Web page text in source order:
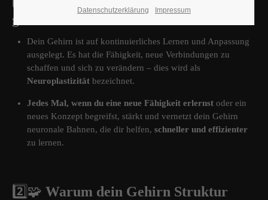
gemacht ist
Dein Gehirn ist auf kontinuierliches Lernen und Anpassung
ausgelegt. Es hat die Fähigkeit, neue Verbindungen zu
schaffen und sich zu verändern – dies wird als
Neuroplastizität bezeichnet.
Jedes Mal, wenn du eine neue Fähigkeit erlernst oder ein
neues Konzept begreifst, stärkt und vernetzt dein Gehirn
neuronale Bahnen, die dir helfen, schneller und effizienter
zu lernen.
2️⃣ 🧩 Warum dein Gehirn Struktur
Datenschutzerklärung Impressum